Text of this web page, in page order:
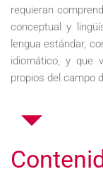
requieran
conceptual y
lengua estándar,
idiomático, y que
propios del campo